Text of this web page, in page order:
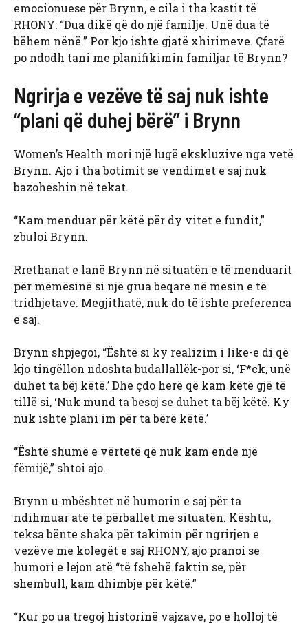
emocionuese për Brynn, e cila i tha kastit të
RHONY: “Dua dikë që do një familje. Unë dua të
bëhem nënë.” Por kjo ishte gjatë xhirimeve. Çfarë
po ndodh tani me planifikimin familjar të Brynn?
Ngrirja e vezëve të saj nuk ishte
“plani që duhej bërë” i Brynn
Women’s Health mori një lugë ekskluzive nga vetë
Brynn. Ajo i tha botimit se vendimet e saj nuk
bazoheshin në tekat.
“Kam menduar për këtë për dy vitet e fundit,”
zbuloi Brynn.
Rrethanat e lanë Brynn në situatën e të menduarit
për mëmësinë si një grua beqare në mesin e të
tridhjetave. Megjithatë, nuk do të ishte preferenca
e saj.
Brynn shpjegoi, “Është si ky realizim i like-e di që
kjo tingëllon ndoshta budallallëk-por si, ‘F*ck, unë
duhet ta bëj këtë.’ Dhe çdo herë që kam këtë gjë të
tillë si, ‘Nuk mund ta besoj se duhet ta bëj këtë. Ky
nuk ishte plani im për ta bërë këtë.’
“Është shumë e vërtetë që nuk kam ende një
fëmijë,” shtoi ajo.
Brynn u mbështet në humorin e saj për ta
ndihmuar atë të përballet me situatën. Kështu,
teksa bënte shaka për takimin për ngrirjen e
vezëve me kolegët e saj RHONY, ajo pranoi se
humori e lejon atë “të fshehë faktin se, për
shembull, kam dhimbje për këtë.”
“Kur po ua tregoj historinë vajzave, po e holloj të